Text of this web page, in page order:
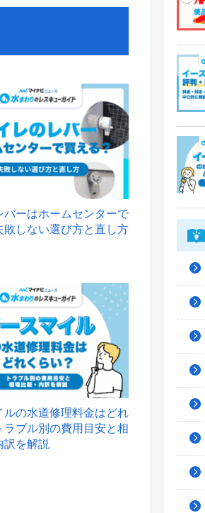
バーはホームセンターで
敗しない選び方と直し方
ルの水道修理料金はどれ
ラブル別の費用目安と相
訳を解説